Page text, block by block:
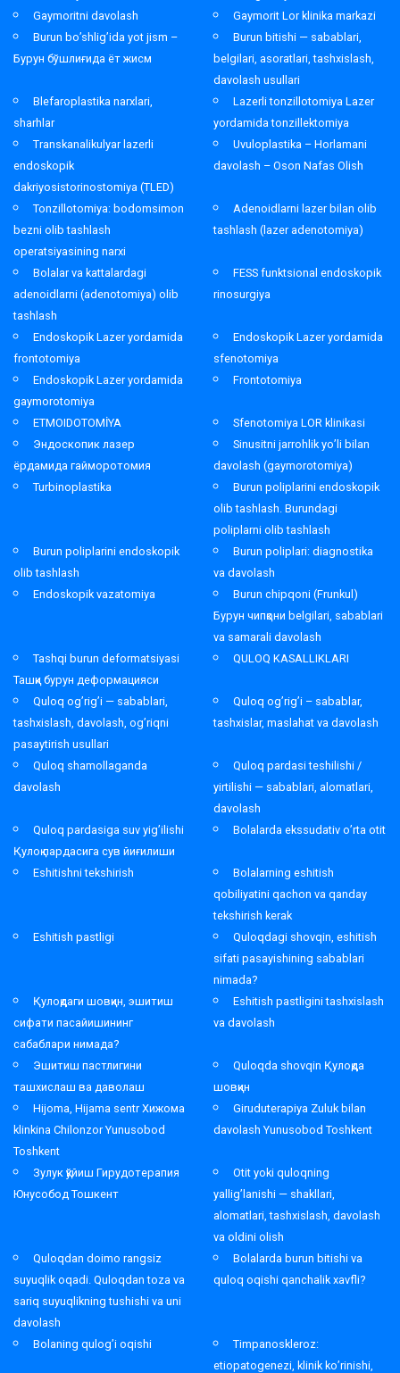
Gaymoritni davolash
Gaymorit Lor klinika markazi
Burun bo’shlig’ida yot jism –
Бурун бўшлиғида ёт жисм
Burun bitishi — sabablari,
belgilari, asoratlari, tashxislash,
davolash usullari
Blefaroplastika narxlari,
sharhlar
Lazerli tonzillotomiya Lazer
yordamida tonzillektomiya
Transkanalikulyar lazerli
endoskopik
dakriyosistorinostomiya (TLED)
Uvuloplastika – Horlamani
davolash – Oson Nafas Olish
Tonzillotomiya: bodomsimon
bezni olib tashlash
operatsiyasining narxi
Adenoidlarni lazer bilan olib
tashlash (lazer adenotomiya)
Bolalar va kattalardagi
adenoidlarni (adenotomiya) olib
tashlash
FESS funktsional endoskopik
rinosurgiya
Endoskopik Lazer yordamida
frontotomiya
Endoskopik Lazer yordamida
sfenotomiya
Endoskopik Lazer yordamida
gaymorotomiya
Frontotomiya
ETMOIDOTOMİYA
Sfenotomiya LOR klinikasi
Эндоскопик лазер
ёрдамида гайморотомия
Sinusitni jarrohlik yo’li bilan
davolash (gaymorotomiya)
Turbinoplastika
Burun poliplarini endoskopik
olib tashlash. Burundagi
poliplarni olib tashlash
Burun poliplarini endoskopik
olib tashlash
Burun poliplari: diagnostika
va davolash
Endoskopik vazatomiya
Burun chipqoni (Frunkul)
Бурун чипқони belgilari, sabablari
va samarali davolash
Tashqi burun deformatsiyasi
Ташқи бурун деформацияси
QULOQ KASALLIKLARI
Quloq og’rig’i — sabablari,
tashxislash, davolash, og’riqni
pasaytirish usullari
Quloq og’rig’i – sabablar,
tashxislar, maslahat va davolash
Quloq shamollaganda
davolash
Quloq pardasi teshilishi /
yirtilishi — sabablari, alomatlari,
davolash
Quloq pardasiga suv yig’ilishi
Қулоқ пардасига сув йиғилиши
Bolalarda ekssudativ o’rta otit
Eshitishni tekshirish
Bolalarning eshitish
qobiliyatini qachon va qanday
tekshirish kerak
Eshitish pastligi
Quloqdagi shovqin, eshitish
sifati pasayishining sabablari
nimada?
Қулоқдаги шовқин, эшитиш
сифати пасайишининг
сабаблари нимада?
Eshitish pastligini tashxislash
va davolash
Эшитиш пастлигини
ташхислаш ва даволаш
Quloqda shovqin Қулоқда
шовқин
Hijoma, Hijama sentr Хижома
klinkina Chilonzor Yunusobod
Toshkent
Giruduterapiya Zuluk bilan
davolash Yunusobod Toshkent
Зулук қўйиш Гирудотерапия
Юнусобод Тошкент
Otit yoki quloqning
yallig’lanishi — shakllari,
alomatlari, tashxislash, davolash
va oldini olish
Quloqdan doimo rangsiz
suyuqlik oqadi. Quloqdan toza va
sariq suyuqlikning tushishi va uni
davolash
Bolalarda burun bitishi va
quloq oqishi qanchalik xavfli?
Bolaning qulog’i oqishi
Timpanoskleroz:
etiopatogenezi, klinik ko’rinishi,